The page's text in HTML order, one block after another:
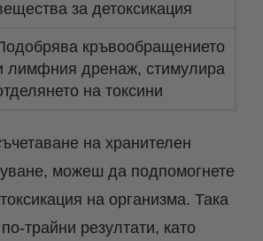
за детоксикация
кръвообращението
лимфния дренаж, стимулира
на токсини
ъчетаване на хранителен
можеш да подпомогнете
на организма. Така
трайни резултати, като